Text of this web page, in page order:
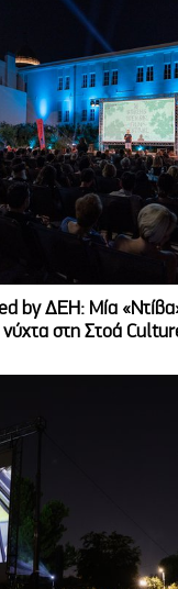
by ΔΕΗ: Μία
νύχτα στη Στοά